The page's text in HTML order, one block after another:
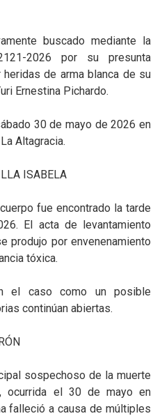
buscado mediante la
2026 por su presunta
de arma blanca de su
Ernestina Pichardo.
30 de mayo de 2026 en
Altagracia.
ISABELA
fue encontrado la tarde
El acta de levantamiento
produjo por envenenamiento
tóxica.
el caso como un posible
continúan abiertas.
sospechoso de la muerte
ocurrida el 30 de mayo en
falleció a causa de múltiples